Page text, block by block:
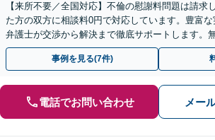
【来所不要／全国対応】不倫の慰謝料問題は請求
た方の双方に相談料0円で対応しています。豊富
弁護士が交渉から解決まで徹底サポートします。
手金の返還保証もありますので安心してご相談く
事例を見る(7件)
電話でお問い合わせ メー